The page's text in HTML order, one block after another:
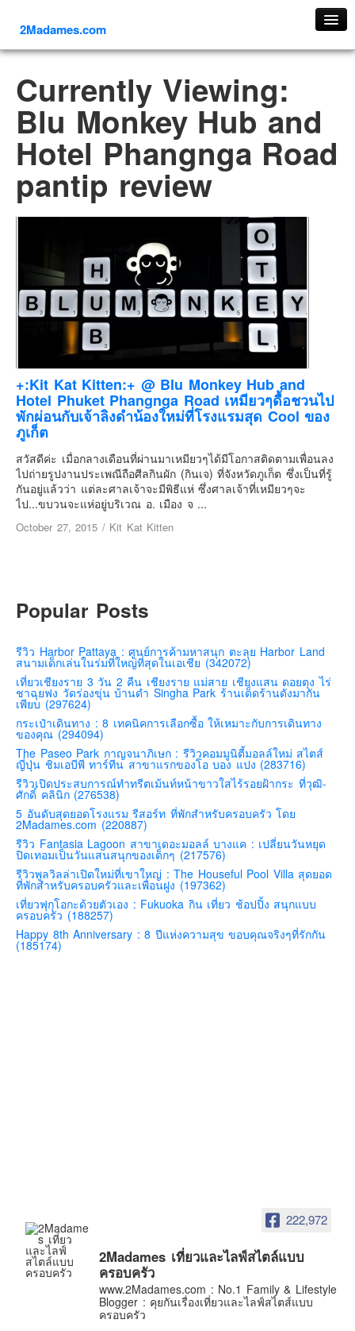
2Madames.com
ภาคเหนือ
ภาคใต้
ภาคตะวันออก
ภาคกลาง
ภาคตะวันตก
ภาคอีสาน
รัสเซีย
อิตาลี
ตุรกี-ตุรเคีย
ฝรั่งเศส
ออสเตรีย
สาธารณรัฐเช็ก
ฮังการี
เนเธอร์แลนด์
เบลเยี่ยม
สวิสเซอร์แลนด์
โครเอเชีย
มอนเตรเนโกร
บอสเนียและเฮอร์เซโกวีน่า
ญี่ปุ่น
คันโต-โตเกียวและรอบๆ
คันไซ-โอซาก้า เกียวโต
คิวชู – ฟุกุโอกะ ซางะ เปปปุ ยุฟุอิน นางาซากิ
ฮอกไกโด
เอเชีย
สิงคโปร์
จีน
มาเลเชีย
เวียดนาม
นิวซีแลนด์
อเมริกา
ร้านอร่อย
บทความครอบครัว
Currently Viewing:
Blu Monkey Hub and
Hotel Phangnga Road
pantip review
+:Kit Kat Kitten:+ @ Blu Monkey Hub and
Hotel Phuket Phangnga Road เหมียวๆดื้อชวนไป
พักผ่อนกับเจ้าลิงดำน้องใหม่ที่โรงแรมสุด Cool ของ
ภูเก็ต
สวัสดีค่ะ เมื่อกลางเดือนที่ผ่านมาเหมียวๆได้มีโอกาสติดตามเพื่อนลง
ไปถ่ายรูปงานประเพณีถือศีลกินผัก (กินเจ) ที่จังหวัดภูเก็ต ซึ่งเป็นที่รู้
กันอยู่แล้วว่า แต่ละศาลเจ้าจะมีพิธีแห่ ซึ่งศาลเจ้าที่เหมียวๆจะ
ไป...ขบวนจะแห่อยู่บริเวณ อ. เมือง จ ...
October 27, 2015 / Kit Kat Kitten
Popular Posts
รีวิว Harbor Pattaya : ศูนย์การค้ามหาสนุก ตะลุย Harbor Land
สนามเด็กเล่นในร่มที่ใหญ่ที่สุดในเอเชีย (342072)
เที่ยวเชียงราย 3 วัน 2 คืน เชียงราย แม่สาย เชียงแสน ดอยตุง ไร่
ชาฉุยฟง วัดร่องขุ่น บ้านดำ Singha Park ร้านเด็ดร้านดังมากัน
เพียบ (297624)
กระเป๋าเดินทาง : 8 เทคนิคการเลือกซื้อ ให้เหมาะกับการเดินทาง
ของคุณ (294094)
The Paseo Park กาญจนาภิเษก : รีวิวคอมมูนิตี้มอลล์ใหม่ สไตส์
ญี่ปุ่น ชิมเอบีพี ทาร์ทีน สาขาแรกของโอ บอง แปง (283716)
รีวิวเปิดประสบการณ์ทำทรีตเม้นท์หน้าขาวใสไร้รอยฝ้ากระ ที่วุฒิ-
ศักดิ์ คลินิก (276538)
5 อันดับสุดยอดโรงแรม รีสอร์ท ที่พักสำหรับครอบครัว โดย
2Madames.com (220887)
รีวิว Fantasia Lagoon สาขาเดอะมอลล์ บางแค : เปลี่ยนวันหยุด
ปิดเทอมเป็นวันแสนสนุกของเด็กๆ (217576)
รีวิวพูลวิลล่าเปิดใหม่ที่เขาใหญ่ : The Houseful Pool Villa สุดยอด
ที่พักสำหรับครอบครัวและเพื่อนฝูง (197362)
เที่ยวฟุกุโอกะด้วยตัวเอง : Fukuoka กิน เที่ยว ช้อปปิ้ง สนุกแบบ
ครอบครัว (188257)
Happy 8th Anniversary : 8 ปีแห่งความสุข ขอบคุณจริงๆที่รักกัน
(185174)
222,972
2Madames เที่ยวและไลฟ์สไตล์แบบ
ครอบครัว
www.2Madames.com : No.1 Family & Lifestyle
Blogger : คุยกันเรื่องเที่ยวและไลฟ์สไตส์แบบ
ครอบครัว